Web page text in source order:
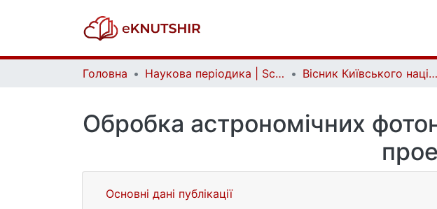
Головна Наукова періодика | Scientific periodicals Вісник Київського національного університету імені Тараса Шевченка. Астрономія | Bulletin of Taras Shevchenko National University of Kyiv. Astronomy
Обробка астрономічних
Основні дані публікації